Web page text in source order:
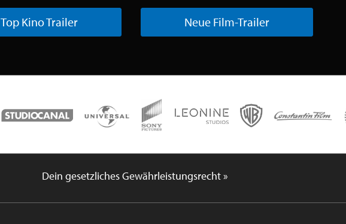
Top Kino Trailer Neue Film-Trailer
Dein gesetzliches Gewährleistungsrecht »